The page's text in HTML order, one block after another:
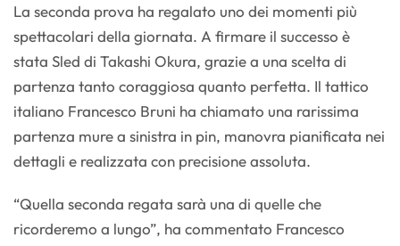
La seconda prova ha regalato uno dei momenti più
spettacolari della giornata. A firmare il successo è
stata Sled di Takashi Okura, grazie a una scelta di
partenza tanto coraggiosa quanto perfetta. Il tattico
italiano Francesco Bruni ha chiamato una rarissima
partenza mure a sinistra in pin, manovra pianificata nei
dettagli e realizzata con precisione assoluta.
“Quella seconda regata sarà una di quelle che
ricorderemo a lungo”, ha commentato Francesco